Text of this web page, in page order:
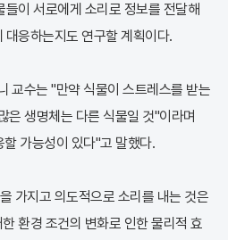
이 서로에게 소리로 정보를 전달해
응하는지도 연구할 계획이다.
교수는 "만약 식물이 스트레스를 받는
은 생명체는 다른 식물일 것"이라며
가능성이 있다"고 말했다.
가지고 의도적으로 소리를 내는 것은
환경 조건의 변화로 인한 물리적 효